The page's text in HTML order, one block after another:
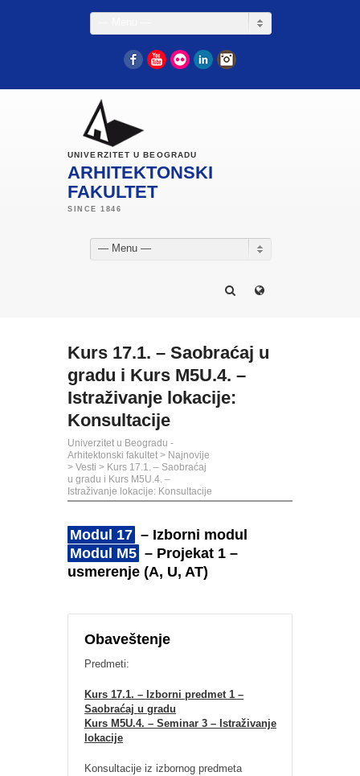
FacebookYouTube
Flickr LinkedIn
UNIVERZITET U BEOGRADU
ARHITEKTONSKI
FAKULTET
— Menu —
Kurs 17.1. – Saobraćaj u
gradu i Kurs M5U.4. –
Istraživanje lokacije:
Konsultacije
Univerzitet u Beogradu -
Arhitektonski fakultet > Najnovije
> Vesti > Kurs 17.1. – Saobraćaj
u gradu i Kurs M5U.4. –
Istraživanje lokacije: Konsultacije
Modul 17 – Izborni modul
Modul M5 – Projekat 1 –
usmerenje (A, U, AT)
Obaveštenje
Predmeti:
Kurs 17.1. – Izborni predmet 1 –
Saobraćaj u gradu
Kurs M5U.4. – Seminar 3 – Istraživanje
lokacije
Konsultacije iz izbornog predmeta